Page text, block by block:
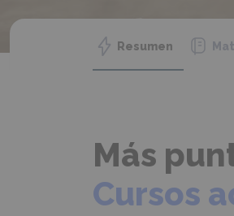
Resumen
Más
Cursos